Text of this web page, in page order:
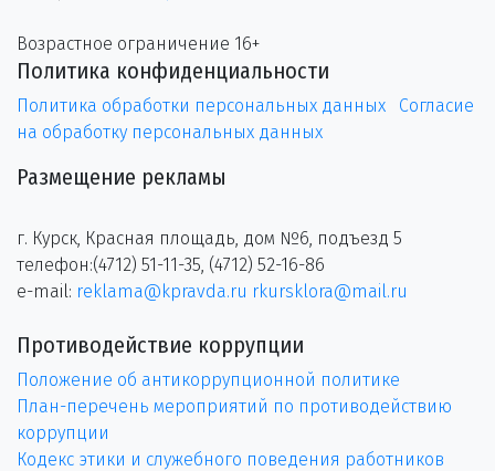
Возрастное ограничение 16+
Политика конфиденциальности
Политика обработки персональных данных
Согласие
на обработку персональных данных
Размещение рекламы
г. Курск, Красная площадь, дом №6, подъезд 5
телефон:(4712) 51-11-35, (4712) 52-16-86
e-mail: reklama@kpravda.ru rkursklora@mail.ru
Противодействие коррупции
Положение об антикоррупционной политике
План-перечень мероприятий по противодействию
коррупции
Кодекс этики и служебного поведения работников